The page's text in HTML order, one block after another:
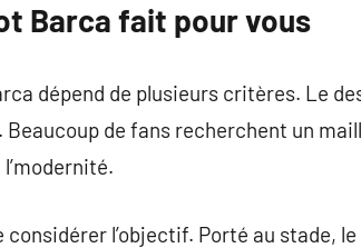
Barca fait pour vous
dépend de plusieurs critères. Le
de fans recherchent un
l’objectif. Porté au stade,